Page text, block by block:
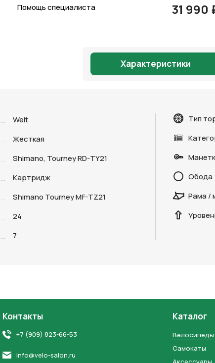
Помощь специалиста 31 990
Характеристики
Welt
Жесткая
Shimano, Tourney RD-TY21
Картридж
Shimano Tourney MF-TZ21
24
7
Тип
Обода
Рама /
Контакты
+7 (909) 823-66-53
info@velo-salon.ru
Каталог
Велосипеды
Самокаты
Нажимая на кнопку “Отправить заявку”, вы даете
персональных данных и соглашаетесь с политикой